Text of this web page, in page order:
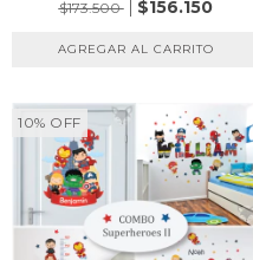
$173.500
$156.150
10% OFF